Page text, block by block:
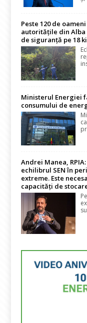
Peste 120 de
autoritățile din
de siguranță pe 18
Ministerul Energiei
consumului de
Andrei Manea,
echilibrul SEN în
extreme. Este
capacități de